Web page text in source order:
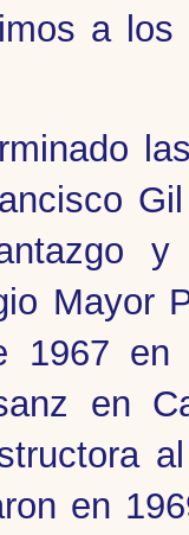
a
Mayor
1967 en
en
en